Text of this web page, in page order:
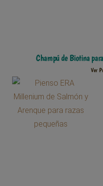
Champú de Biotina
Ver